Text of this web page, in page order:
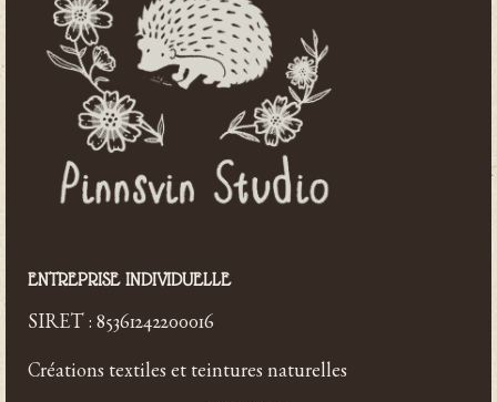
ENTREPRISE INDIVIDUELLE
SIRET : 85361242200016
Créations textiles et teintures naturelles